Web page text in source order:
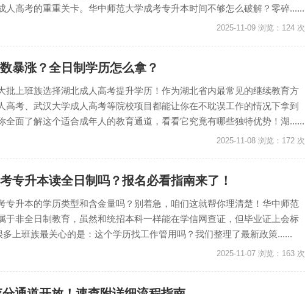
人高考的重重关卡。华中师范大学成考专升本时间不够怎么破解？零碎......
2025-11-09 浏览：124 次
暴涨？全日制学历怎么拿？
批上班族选择湖北成人高考提升学历！作为湖北省内最常见的继续教育方
高考、武汉大学成人高考等院校项目都能让你在不耽误工作的情况下拿到
全面了解这个适合成年人的教育通道，看看它究竟有哪些独特优势！湖......
2025-11-08 浏览：172 次
专升本读全日制吗？报名必看指南来了！
专升本的学历类型和含金量吗？别着急，咱们这就帮你理清楚！华中师范
于非全日制教育，虽然和统招本科一样能在学信网查证，但毕业证上会标
上班族最关心的是：这个学历找工作管用吗？我们整理了最新政策......
2025-11-07 浏览：163 次